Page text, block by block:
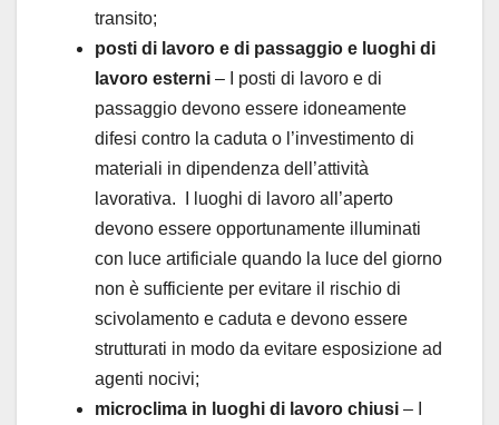
transito;
posti di lavoro e di passaggio e luoghi di
lavoro esterni – I posti di lavoro e di
passaggio devono essere idoneamente
difesi contro la caduta o l’investimento di
materiali in dipendenza dell’attività
lavorativa. I luoghi di lavoro all’aperto
devono essere opportunamente illuminati
con luce artificiale quando la luce del giorno
non è sufficiente per evitare il rischio di
scivolamento e caduta e devono essere
strutturati in modo da evitare esposizione ad
agenti nocivi;
microclima in luoghi di lavoro chiusi – I